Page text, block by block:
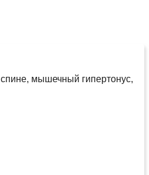
мышечный гипертонус,